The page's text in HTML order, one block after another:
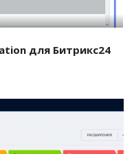
для Битрикс24